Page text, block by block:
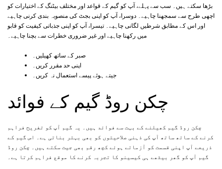
بڑھا سکتے ہیں۔ سب سے پہلے، آپ کو گیم کے قواعد اور مختلف بیٹنگ کے اختیارات کو
اچھی طرح سے سمجھنا چاہیے۔ دوسرا، آپ کو اپنی بجٹ کی منصوبہ بندی کرنی چاہیے
اور اس کے مطابق شرطیں لگانی چاہیے۔ تیسرا، آپ کو اپنی جذباتی کیفیت کو قابو
میں رکھنا چاہیے اور غیر ضروری خطرات سے بچنا چاہیے۔
صبر کے ساتھ کھیلیں۔
اپنی حد مقرر کریں۔
جیتے ہوئے پیسے استعمال نہ کریں۔
چکن روڈ گیم کے فوائد
چکن روڈ گیم کھیلنے کے بہت سے فوائد ہیں۔ یہ گیم آپ کو تفریح فراہم
کرنے کے ساتھ ساتھ آپ کی ذہنی صلاحیتوں کو بھی بہتر بناتی ہے۔ اس گیم کے
ذریعے آپ اپنی قسمت کو آزماتے ہوئے کچھ رقم بھی جیت سکتے ہیں۔ چکن روڈ
گیم آپ کو گھر بیٹھے ہی کیسینو کا تجربہ کرنے کا موقع فراہم کرتا ہے۔